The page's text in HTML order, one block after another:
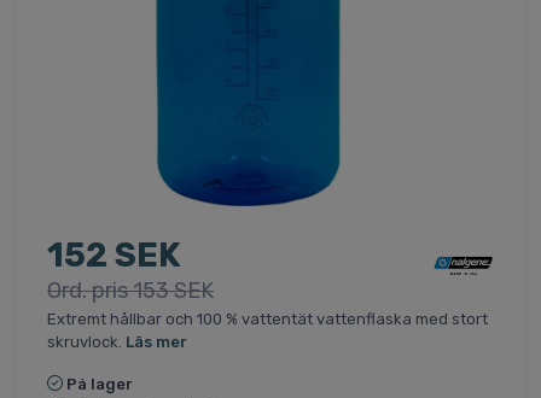
152 SEK
Ord. pris 153 SEK
Extremt hållbar och 100 % vattentät vattenflaska med stort
skruvlock. Läs mer
På lager